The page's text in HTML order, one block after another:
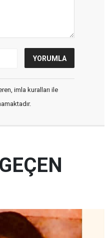
imla kuralları ile